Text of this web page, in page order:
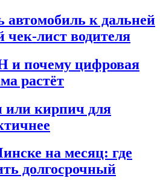
автомобиль к дальней
чек-лист водителя
и почему цифровая
растёт
или кирпич для
на месяц: где
долгосрочный